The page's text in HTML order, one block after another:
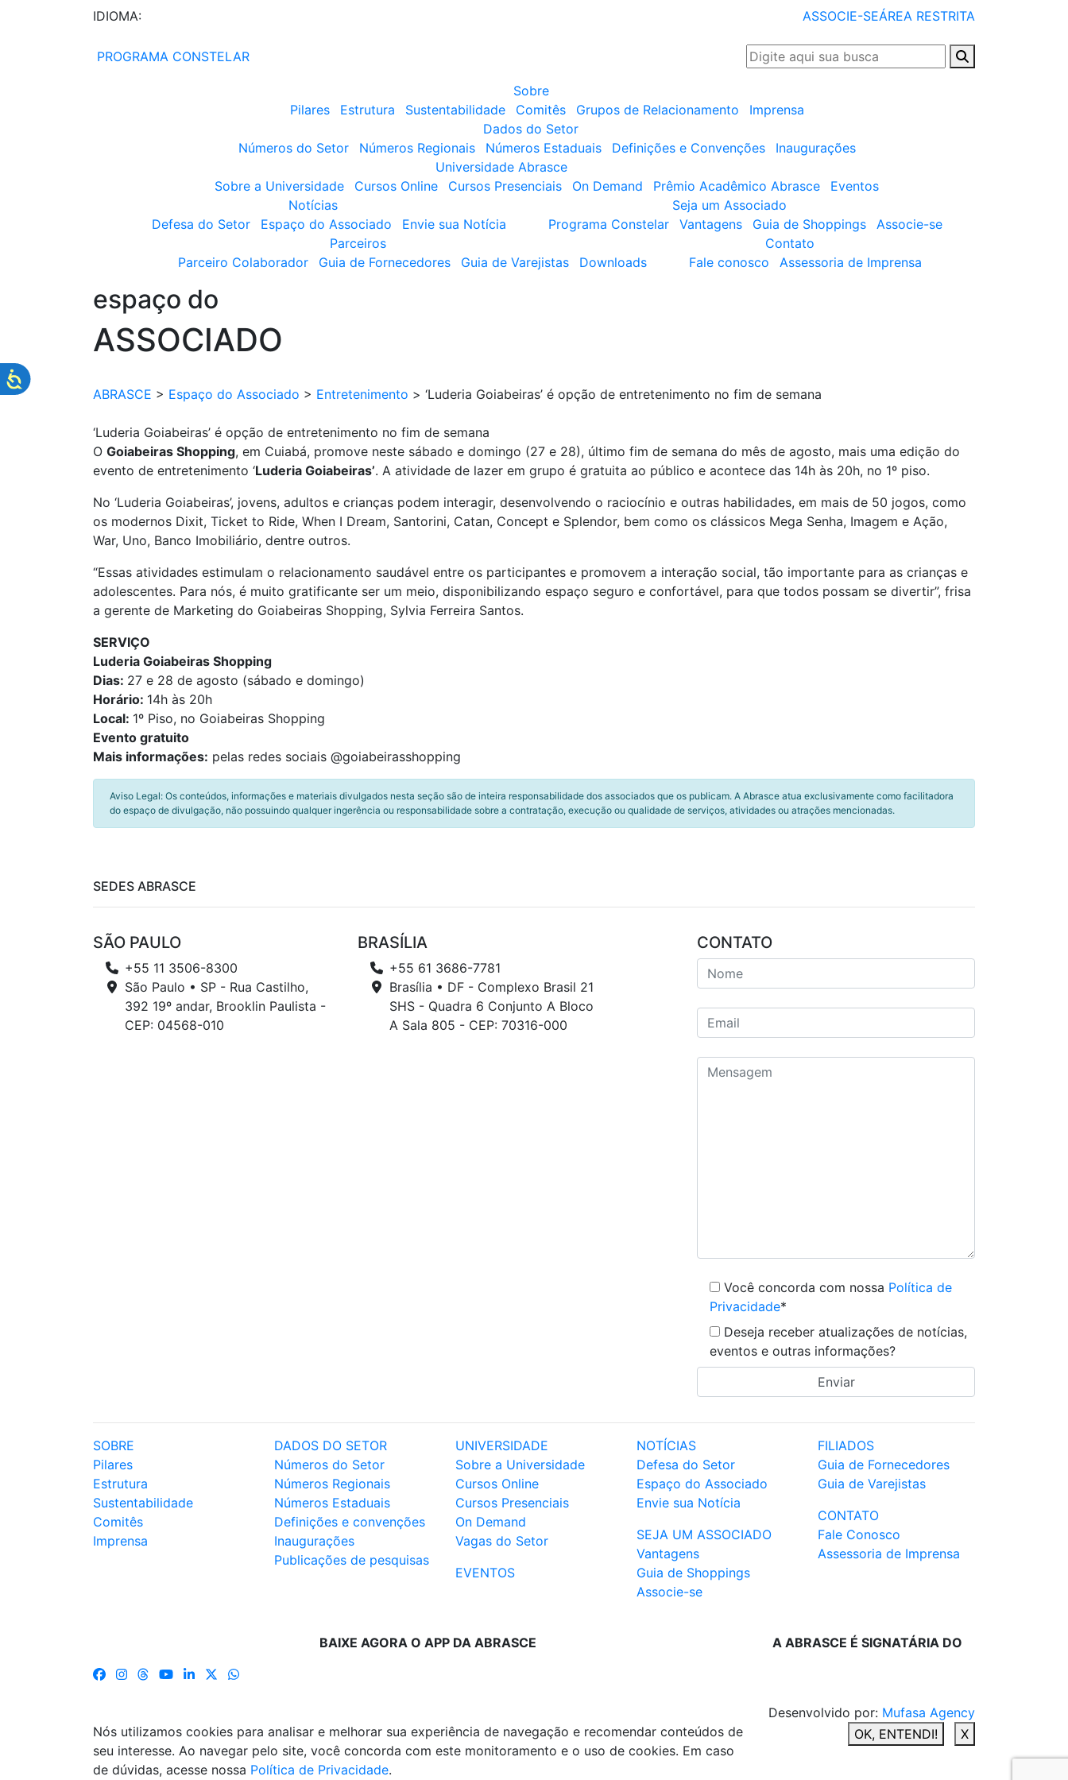
IDIOMA: ASSOCIE-SEÁREA RESTRITA
PROGRAMA CONSTELAR
Sobre
Pilares
Estrutura Sustentabilidade Comitês Grupos de Relacionamento
Imprensa
Dados do Setor
Números do Setor
Números Regionais Números Estaduais Definições e Convenções
Inaugurações
Universidade Abrasce
Sobre a Universidade
Cursos Online Cursos Presenciais On Demand Prêmio Acadêmico Abrasce
Eventos
Notícias
Defesa do Setor
Espaço do Associado Envie sua Notícia
Seja um Associado
Programa Constelar
Vantagens Guia de Shoppings
Associe-se
Parceiros
Parceiro Colaborador
Guia de Fornecedores Guia de Varejistas Downloads
Contato
Fale conosco
Assessoria de Imprensa
espaço do
ASSOCIADO
ABRASCE > Espaço do Associado > Entretenimento > ‘Luderia Goiabeiras’ é opção de entretenimento no fim de semana
‘Luderia Goiabeiras’ é opção de entretenimento no fim de semana
O Goiabeiras Shopping, em Cuiabá, promove neste sábado e domingo (27 e 28), último fim de semana do mês de agosto, mais uma edição do
evento de entretenimento ‘Luderia Goiabeiras’. A atividade de lazer em grupo é gratuita ao público e acontece das 14h às 20h, no 1º piso.
No ‘Luderia Goiabeiras’, jovens, adultos e crianças podem interagir, desenvolvendo o raciocínio e outras habilidades, em mais de 50 jogos, como
os modernos Dixit, Ticket to Ride, When I Dream, Santorini, Catan, Concept e Splendor, bem como os clássicos Mega Senha, Imagem e Ação,
War, Uno, Banco Imobiliário, dentre outros.
“Essas atividades estimulam o relacionamento saudável entre os participantes e promovem a interação social, tão importante para as crianças e
adolescentes. Para nós, é muito gratificante ser um meio, disponibilizando espaço seguro e confortável, para que todos possam se divertir”, frisa
a gerente de Marketing do Goiabeiras Shopping, Sylvia Ferreira Santos.
SERVIÇO
Luderia Goiabeiras Shopping
Dias: 27 e 28 de agosto (sábado e domingo)
Horário: 14h às 20h
Local: 1º Piso, no Goiabeiras Shopping
Evento gratuito
Mais informações: pelas redes sociais @goiabeirasshopping
Aviso Legal: Os conteúdos, informações e materiais divulgados nesta seção são de inteira responsabilidade dos associados que os publicam. A Abrasce atua exclusivamente como facilitadora
do espaço de divulgação, não possuindo qualquer ingerência ou responsabilidade sobre a contratação, execução ou qualidade de serviços, atividades ou atrações mencionadas.
SEDES ABRASCE
SÃO PAULO
+55 11 3506-8300
São Paulo • SP - Rua Castilho,
392 19º andar, Brooklin Paulista -
CEP: 04568-010
BRASÍLIA
+55 61 3686-7781
Brasília • DF - Complexo Brasil 21
SHS - Quadra 6 Conjunto A Bloco
A Sala 805 - CEP: 70316-000
CONTATO
Você concorda com nossa Política de
Privacidade*
Deseja receber atualizações de notícias,
eventos e outras informações?
SOBRE
Pilares
Estrutura
Sustentabilidade
Comitês
Imprensa
DADOS DO SETOR
Números do Setor
Números Regionais
Números Estaduais
Definições e convenções
Inaugurações
Publicações de pesquisas
UNIVERSIDADE
Sobre a Universidade
Cursos Online
Cursos Presenciais
On Demand
Vagas do Setor
EVENTOS
NOTÍCIAS
Defesa do Setor
Espaço do Associado
Envie sua Notícia
SEJA UM ASSOCIADO
Vantagens
Guia de Shoppings
Associe-se
FILIADOS
Guia de Fornecedores
Guia de Varejistas
CONTATO
Fale Conosco
Assessoria de Imprensa
BAIXE AGORA O APP DA ABRASCE A ABRASCE É SIGNATÁRIA DO
Desenvolvido por: Mufasa Agency
Nós utilizamos cookies para analisar e melhorar sua experiência de navegação e recomendar conteúdos de
seu interesse. Ao navegar pelo site, você concorda com este monitoramento e o uso de cookies. Em caso
de dúvidas, acesse nossa Política de Privacidade.
OK, ENTENDI! X